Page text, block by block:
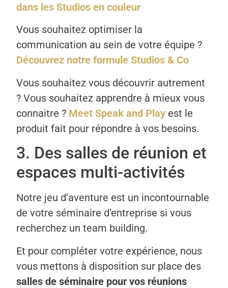
dans les Studios en couleur
Vous souhaitez optimiser la
communication au sein de votre équipe ?
Découvrez notre formule Studios & Co
Vous souhaitez vous découvrir autrement
? Vous souhaitez apprendre à mieux vous
connaitre ? Meet Speak and Play est le
produit fait pour répondre à vos besoins.
3. Des salles de réunion et
espaces multi-activités
Notre jeu d’aventure est un incontournable
de votre séminaire d’entreprise si vous
recherchez un team building.
Et pour compléter votre expérience, nous
vous mettons à disposition sur place des
salles de séminaire pour vos réunions